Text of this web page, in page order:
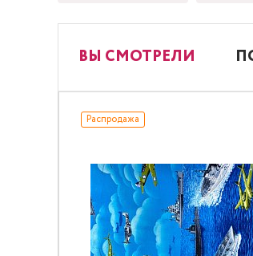
ВЫ СМОТРЕЛИ
Распродажа